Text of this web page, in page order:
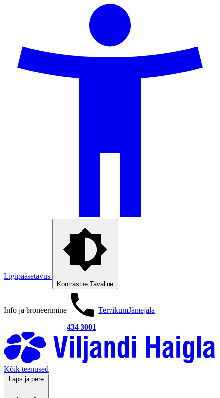
Ligipääsetavus
Kontrastne Tavaline
Info ja broneerimine
434 3001
TervikumJämejala
Kõik teenused
Laps ja pere